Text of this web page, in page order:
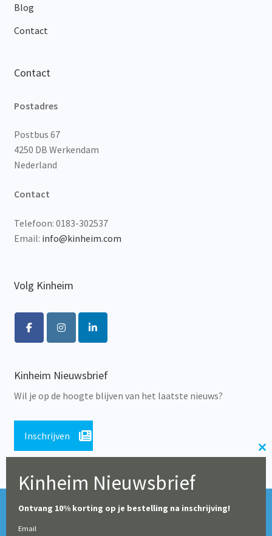
Blog
Contact
Contact
Postadres
Postbus 67
4250 DB Werkendam
Nederland
Contact
Telefoon: 0183-302537
Email: info@kinheim.com
Volg Kinheim
Kinheim Nieuwsbrief
Wil je op de hoogte blijven van het laatste nieuws?
Inschrijven
© Alle rechten voorbehouden 2026 | Educatieve Uitgeverij
Tijdens de zomerperiode blijft onze webshop geopend,
Kinheim Nieuwsbrief
Ontvang 10% korting op je bestelling na inschrijving!
Email